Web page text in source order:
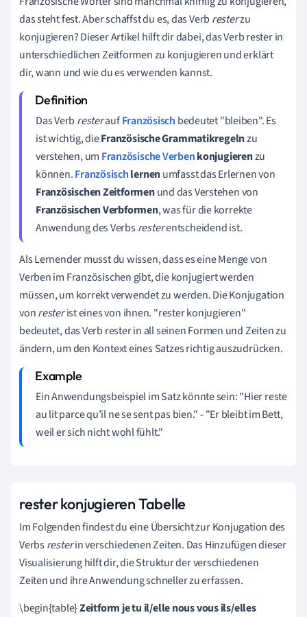
das steht fest. Aber schaffst du es, das Verb resterzu
konjugieren? Dieser Artikel hilft dir dabei, das Verb rester in
unterschiedlichen Zeitformen zu konjugieren und erklärt
dir, wann und wie du es verwenden kannst.
Das Verb resteraufFranzösisch bedeutet "bleiben". Es
ist wichtig, dieFranzösische Grammatikregelnzu
verstehen, um Französische Verbenkonjugierenzu
können.Französischlernenumfasst das Erlernen von
Französischen Zeitformenund das Verstehen von
Französischen Verbformen, was für die korrekte
Anwendung des Verbsresterentscheidend ist.
Als Lernender musst du wissen, dass es eine Menge von
Verben im Französischen gibt, die konjugiert werden
müssen, um korrekt verwendet zu werden. Die Konjugation
vonresterist eines von ihnen. "rester konjugieren"
bedeutet, das Verb rester in all seinen Formen und Zeiten zu
ändern, um den Kontext eines Satzes richtig auszudrücken.
Ein Anwendungsbeispiel im Satz könnte sein: "Hier reste
au lit parce qu’il ne se sent pas bien." - "Er bleibt im Bett,
weil er sich nicht wohl fühlt."
rester konjugieren Tabelle
Im Folgenden findest du eine Übersicht zur Konjugation des
Verbsresterin verschiedenen Zeiten. Das Hinzufügen dieser
Visualisierung hilft dir, die Struktur der verschiedenen
Zeiten und ihre Anwendung schneller zu erfassen.
\begin{table}Zeitform jetu il/ellenousvousils/elles